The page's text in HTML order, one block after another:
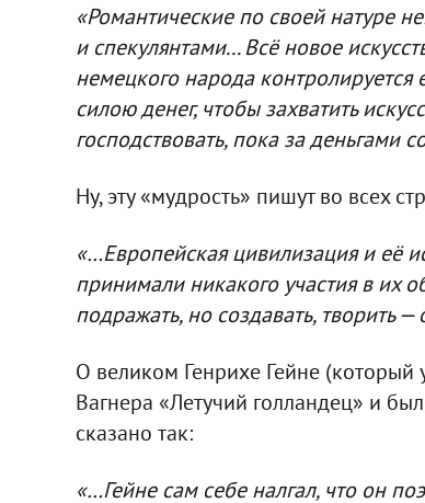
«Романтические по своей натуре
и спекулянтами... Всё новое
немецкого народа
силою денег, чтобы захватить
господствовать, пока за деньгами
Ну, эту «мудрость» пишут во всех
«…Европейская цивилизация и её
принимали никакого участия в их
подражать, но создавать, творить
О великом Генрихе Гейне (который
Вагнера «Летучий голландец» и
сказано так:
«…Гейне сам себе налгал, что он